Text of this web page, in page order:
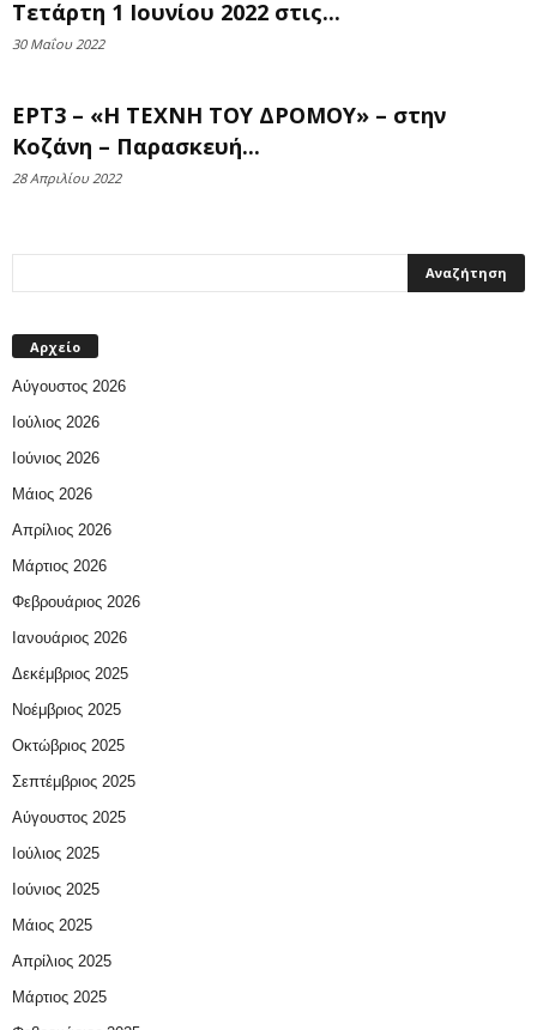
Τετάρτη 1 Ιουνίου 2022 στις...
30 Μαΐου 2022
ΕΡΤ3 – «Η ΤΕΧΝΗ ΤΟΥ ΔΡΟΜΟΥ» – στην
Κοζάνη – Παρασκευή...
28 Απριλίου 2022
Αρχείο
Αύγουστος 2026
Ιούλιος 2026
Ιούνιος 2026
Μάιος 2026
Απρίλιος 2026
Μάρτιος 2026
Φεβρουάριος 2026
Ιανουάριος 2026
Δεκέμβριος 2025
Νοέμβριος 2025
Οκτώβριος 2025
Σεπτέμβριος 2025
Αύγουστος 2025
Ιούλιος 2025
Ιούνιος 2025
Μάιος 2025
Απρίλιος 2025
Μάρτιος 2025